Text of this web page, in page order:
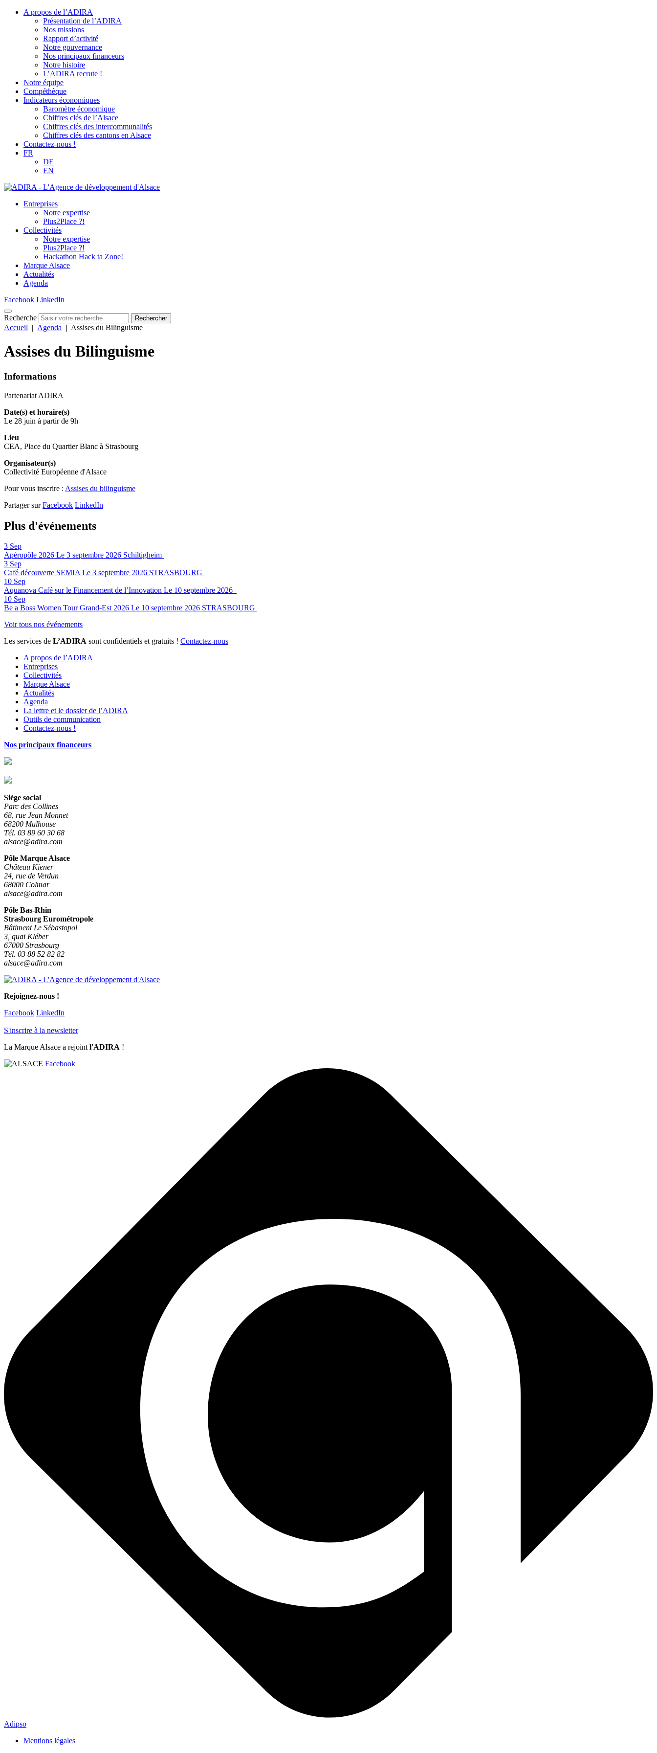
A propos de l’ADIRA
Présentation de l’ADIRA
Nos missions
Rapport d’activité
Notre gouvernance
Nos principaux financeurs
Notre histoire
L’ADIRA recrute !
Notre équipe
Compéthèque
Indicateurs économiques
Baromètre économique
Chiffres clés de l’Alsace
Chiffres clés des intercommunalités
Chiffres clés des cantons en Alsace
Contactez-nous !
FR
DE
EN
Entreprises
Notre expertise
Plus2Place ?!
Collectivités
Notre expertise
Plus2Place ?!
Hackathon Hack ta Zone!
Marque Alsace
Actualités
Agenda
Facebook LinkedIn
Recherche Rechercher
Accueil | Agenda | Assises du Bilinguisme
Assises du Bilinguisme
Informations
Partenariat ADIRA
Date(s) et horaire(s)
Le 28 juin à partir de 9h
Lieu
CEA, Place du Quartier Blanc à Strasbourg
Organisateur(s)
Collectivité Européenne d'Alsace
Pour vous inscrire : Assises du bilinguisme
Partager sur Facebook LinkedIn
Plus d'événements
3 Sep
Apéropôle 2026 Le 3 septembre 2026 Schiltigheim
3 Sep
Café découverte SEMIALe 3 septembre 2026 STRASBOURG
10 Sep
Aquanova Café sur le Financement de l’Innovation Le 10 septembre 2026
10 Sep
Be a Boss Women Tour Grand-Est 2026 Le 10 septembre 2026 STRASBOURG
Voir tous nos événements
Les services de L’ADIRA sont confidentiels et gratuits ! Contactez-nous
A propos de l’ADIRA
Entreprises
Collectivités
Marque Alsace
Actualités
Agenda
La lettre et le dossier de l’ADIRA
Outils de communication
Contactez-nous !
Nos principaux financeurs
Siège social
Parc des Collines
68, rue Jean Monnet
68200 Mulhouse
Tél. 03 89 60 30 68
alsace@adira.com
Pôle Marque Alsace
Château Kiener
24, rue de Verdun
68000 Colmar
alsace@adira.com
Pôle Bas-Rhin
Strasbourg Eurométropole
Bâtiment Le Sébastopol
3, quai Kléber
67000 Strasbourg
Tél. 03 88 52 82 82
alsace@adira.com
Rejoignez-nous !
Facebook LinkedIn
S'inscrire à la newsletter
La Marque Alsace a rejointl'ADIRA !
Facebook
Adipso
Mentions légales